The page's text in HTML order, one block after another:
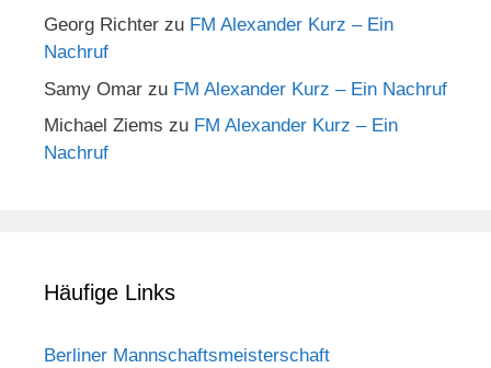
Georg Richter zu FM Alexander Kurz – Ein
Nachruf
Samy Omar zu FM Alexander Kurz – Ein Nachruf
Michael Ziems zu FM Alexander Kurz – Ein
Nachruf
Häufige Links
Berliner Mannschaftsmeisterschaft